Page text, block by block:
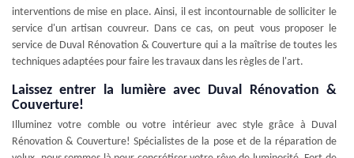
interventions de mise en place. Ainsi, il est incontournable de solliciter le
service d'un artisan couvreur. Dans ce cas, on peut vous proposer le
service de Duval Rénovation & Couverture qui a la maîtrise de toutes les
techniques adaptées pour faire les travaux dans les règles de l'art.
Laissez entrer la lumière avec Duval Rénovation &
Couverture!
Illuminez votre comble ou votre intérieur avec style grâce à Duval
Rénovation & Couverture! Spécialistes de la pose et de la réparation de